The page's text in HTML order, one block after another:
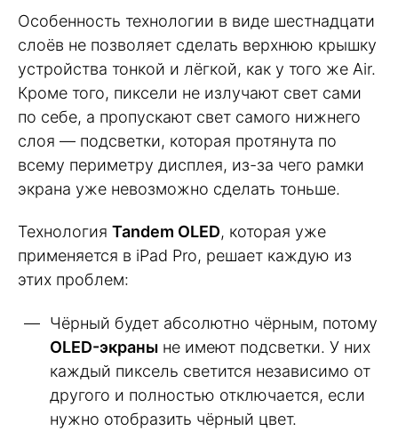
Особенность технологии в виде шестнадцати
слоёв не позволяет сделать верхнюю крышку
устройства тонкой и лёгкой, как у того же Air.
Кроме того, пиксели не излучают свет сами
по себе, а пропускают свет самого нижнего
слоя — подсветки, которая протянута по
всему периметру дисплея, из-за чего рамки
экрана уже невозможно сделать тоньше.
Технология Tandem OLED, которая уже
применяется в iPad Pro, решает каждую из
этих проблем:
Чёрный будет абсолютно чёрным, потому
OLED-экраны не имеют подсветки. У них
каждый пиксель светится независимо от
другого и полностью отключается, если
нужно отобразить чёрный цвет.